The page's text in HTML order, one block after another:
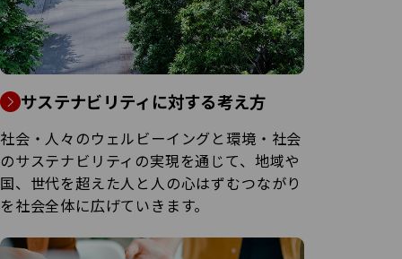
サステナビリティに対する考え方
社会・人々のウェルビーイングと環境・社会
のサステナビリティの実現を通じて、地域や
国、世代を超えた人と人の心はずむつながり
を社会全体に広げていきます。